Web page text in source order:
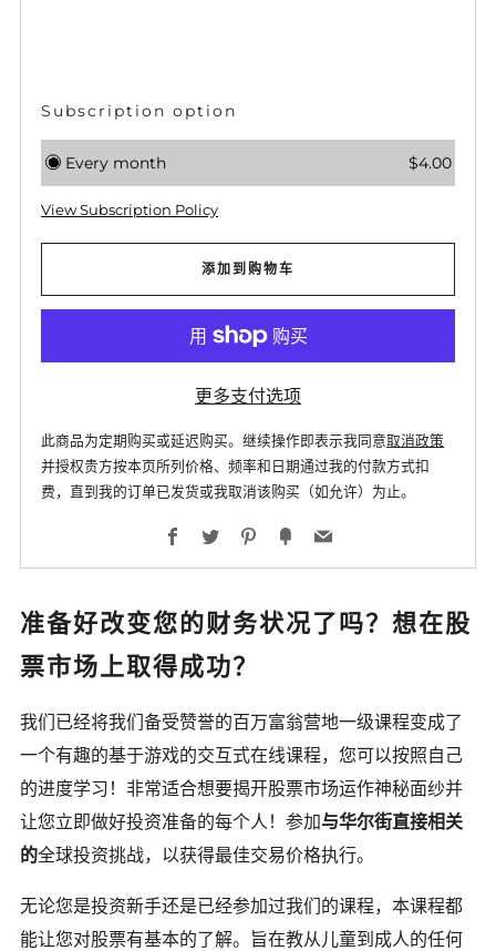
Subscription option
Every month $4.00
View Subscription Policy
添加到购物车
更多支付选项
此商品为定期购买或延迟购买。继续操作即表示我同意取消政策
并授权贵方按本页所列价格、频率和日期通过我的付款方式扣
费，直到我的订单已发货或我取消该购买（如允许）为止。
Facebook
TwitterPinterest
Fancy
准备好改变您的财务状况了吗？想在股
票市场上取得成功？
我们已经将我们备受赞誉的百万富翁营地一级课程变成了
一个有趣的基于游戏的交互式在线课程，您可以按照自己
的进度学习！非常适合想要揭开股票市场运作神秘面纱并
让您立即做好投资准备的每个人！参加与华尔街直接相关
的全球投资挑战，以获得最佳交易价格执行。
无论您是投资新手还是已经参加过我们的课程，本课程都
能让您对股票有基本的了解。旨在教从儿童到成人的任何